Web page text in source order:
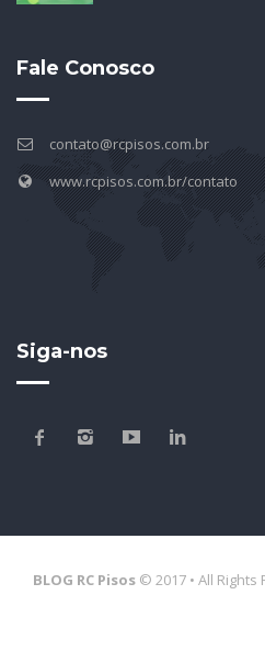
Fale Conosco
contato@rcpisos.com.br
www.rcpisos.com.br/contato
Siga-nos
BLOG RC Pisos © 2017 • All Rights